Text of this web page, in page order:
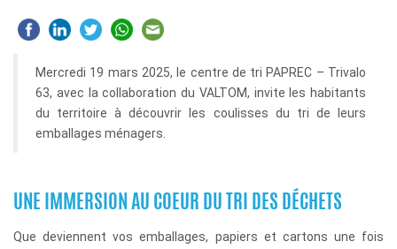
Mercredi 19 mars 2025, le centre de tri PAPREC – Trivalo
63, avec la collaboration du VALTOM, invite les habitants
du territoire à découvrir les coulisses du tri de leurs
emballages ménagers.
UNE IMMERSION AU COEUR DU TRI DES DÉCHETS
Que deviennent vos emballages, papiers et cartons une fois